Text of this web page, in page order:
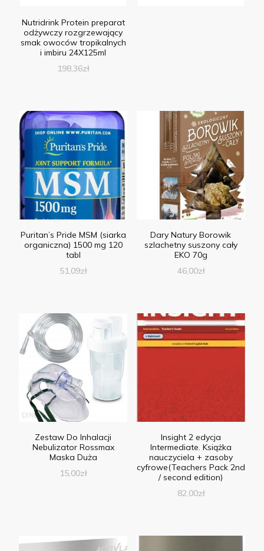
Nutridrink Protein preparat
odżywczy rozgrzewający
smak owoców tropikalnych
i imbiru 24X125ml
198,36zł
Puritan’s Pride MSM (siarka
organiczna) 1500 mg 120
tabl
51,09zł
Dary Natury Borowik
szlachetny suszony cały
EKO 70g
46,00zł
Zestaw Do Inhalacji
Nebulizator Rossmax
Maska Duża
15,00zł
Insight 2 edycja
Intermediate. Książka
nauczyciela + zasoby
cyfrowe(Teachers Pack 2nd
/ second edition)
82,00zł